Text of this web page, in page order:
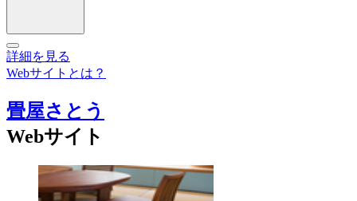
詳細を見る
Webサイトとは？
畳屋さとう
Webサイト